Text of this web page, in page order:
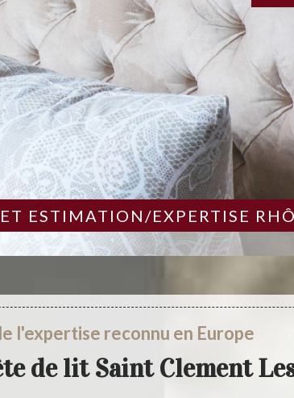
ESTIMATION/EXPERTISE
l'expertise reconnu en Europe
de lit Saint Clement